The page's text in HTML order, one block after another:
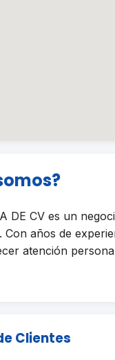
DE CV es un
Con años de
atención
Clientes